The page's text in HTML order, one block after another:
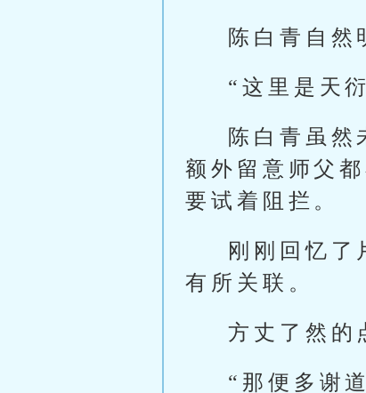
陈白青自然
“这里是天
陈白青虽然
额外留意师父
要试着阻拦。
刚刚回忆了
有所关联。
方丈了然的
“那便多谢